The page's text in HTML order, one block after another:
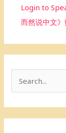
Login to
而然说中文